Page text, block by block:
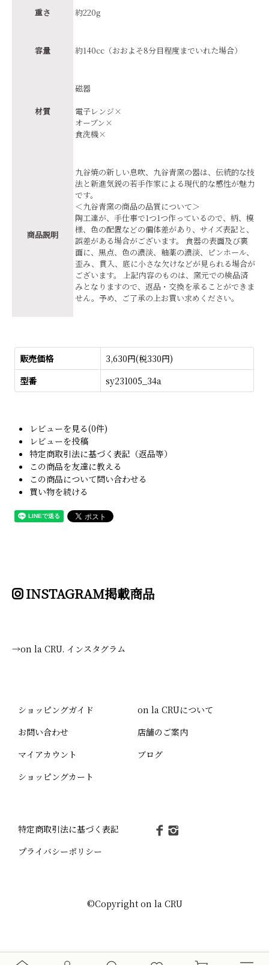
重さ 約220g
容量 約140cc（おおよそ8分目程度までいれた場合）
材質
磁器
電子レンジ×
オーブン×
食洗機×
商品説明
九谷焼の新しい息吹、九谷青窯の器は、伝統的な技
法と新進気鋭の若手作家による現代的な感性が魅力
です。
＜九谷青窯の商品の品質について＞
陶工達が、手仕事で1つ1つ作っているので、柄、模
様、色の配置などの個体差があり、サイズ表記と、
誤差がある場合がございます。 食器の表面及び裏
面に、黒点、色の濃淡、釉薬の濃淡、ピンホール、
歪み、貫入、底に小さな欠けなどが見られる場合が
ございます。 上記内容のものは、窯元での検品済
みとなりますので、返品・交換を承ることができま
せん。予め、ご了承の上お買い求めください。
販売価格
3,630円(税330円)
型番
sy231005_34a
レビューを見る(0件)
レビューを投稿
特定商取引法に基づく表記（返品等）
この商品を友達に教える
この商品について問い合わせる
買い物を続ける
INSTAGRAM掲載商品
→on la CRU. インスタグラム
ショッピングガイド
お問い合わせ
マイアカウント
ショッピングカート
on la CRUについて
店舗のご案内
ブログ
特定商取引法に基づく表記
プライバシーポリシー
©Copyright on la CRU